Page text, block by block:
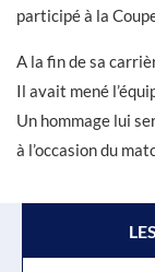
participé à la
A la fin de sa
Il avait mené
Un hommage lui
à l’occasion du